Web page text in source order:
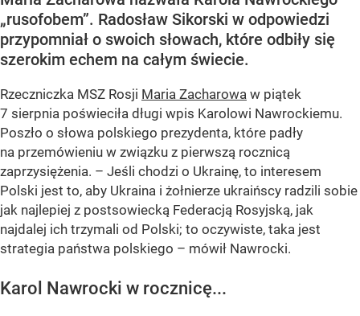
„rusofobem”. Radosław Sikorski w odpowiedzi
przypomniał o swoich słowach, które odbiły się
szerokim echem na całym świecie.
Rzeczniczka MSZ Rosji Maria Zacharowa w piątek
7 sierpnia poświeciła długi wpis Karolowi Nawrockiemu.
Poszło o słowa polskiego prezydenta, które padły
na przemówieniu w związku z pierwszą rocznicą
zaprzysiężenia. – Jeśli chodzi o Ukrainę, to interesem
Polski jest to, aby Ukraina i żołnierze ukraińscy radzili sobie
jak najlepiej z postsowiecką Federacją Rosyjską, jak
najdalej ich trzymali od Polski; to oczywiste, taka jest
strategia państwa polskiego – mówił Nawrocki.
Karol Nawrocki w rocznicę...